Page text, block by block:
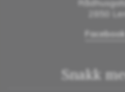
2850
Facebook
Snakk